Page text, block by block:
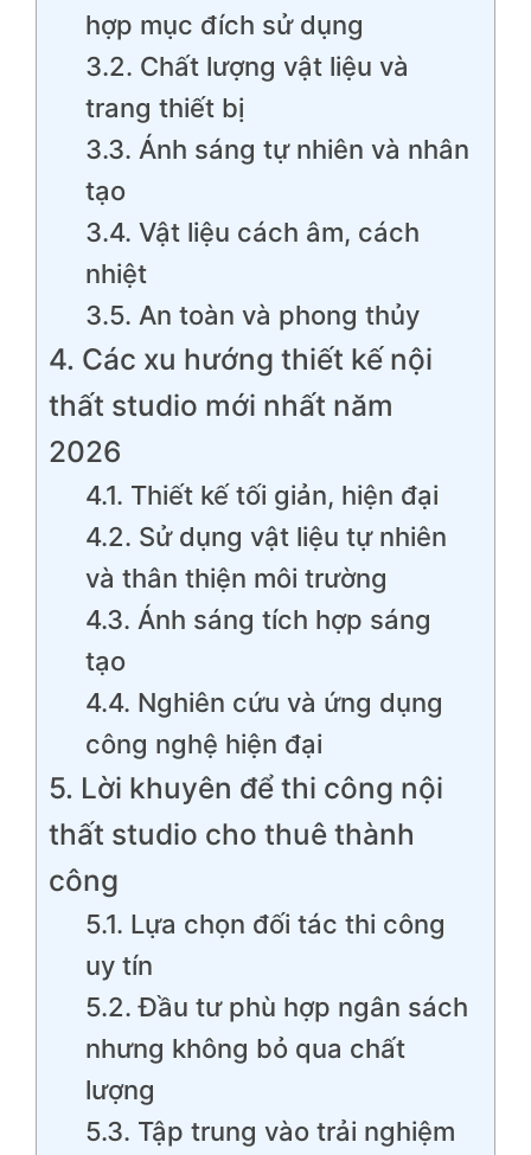
hợp mục đích sử dụng
3.2. Chất lượng vật liệu và
trang thiết bị
3.3. Ánh sáng tự nhiên và nhân
tạo
3.4. Vật liệu cách âm, cách
nhiệt
3.5. An toàn và phong thủy
4. Các xu hướng thiết kế nội
thất studio mới nhất năm
2026
4.1. Thiết kế tối giản, hiện đại
4.2. Sử dụng vật liệu tự nhiên
và thân thiện môi trường
4.3. Ánh sáng tích hợp sáng
tạo
4.4. Nghiên cứu và ứng dụng
công nghệ hiện đại
5. Lời khuyên để thi công nội
thất studio cho thuê thành
công
5.1. Lựa chọn đối tác thi công
uy tín
5.2. Đầu tư phù hợp ngân sách
nhưng không bỏ qua chất
lượng
5.3. Tập trung vào trải nghiệm